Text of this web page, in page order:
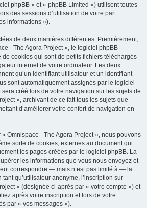
phpBB » et « phpBB Limited ») utilisent toutes
des sessions d’utilisation de votre part
informations »).
de deux manières différentes. Premièrement,
- The Agora Project », le logiciel phpBB
cookies qui sont de petits fichiers téléchargés
internet de votre ordinateur. Les deux
qu’un identifiant utilisateur et un identifiant
sont automatiquement assignés par le logiciel
créé lors de votre navigation sur les sujets de
», archivant de ce fait tous les sujets que
d’améliorer votre confort de navigation en
Omnispace - The Agora Project », nous pouvons
sorte de cookies, externes au document qui
les pages créées par le logiciel phpBB. La
les informations que vous nous envoyez et
correspondre — mais n’est pas limité à — la
qu’utilisateur anonyme, l’inscription sur
» (désignée ci-après par « votre compte ») et
après votre inscription et lors de votre
par « vos messages »).